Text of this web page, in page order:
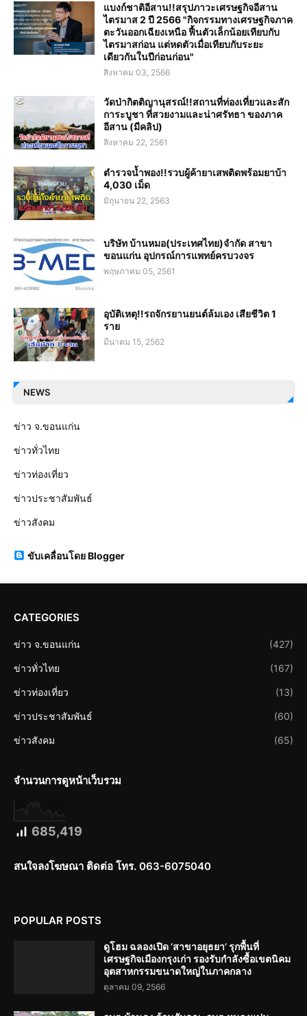
แบงก์ชาติอีสาน!!สรุปภาวะเศรษฐกิจอีสาน
ไตรมาส 2 ปี 2566 "กิจกรรมทางเศรษฐกิจภาค
ตะวันออกเฉียงเหนือ ฟื้นตัวเล็กน้อยเทียบกับ
ไตรมาสก่อน แต่หดตัวเมื่อเทียบกับระยะ
เดียวกันในปีก่อนก่อน"
สิงหาคม 03, 2566
วัดป่ากิตติญานุสรณ์!!สถานที่ท่องเที่ยวและสัก
การะบูชา ที่สวยงามและน่าศรัทธา ของภาค
อีสาน (มีคลิป)
สิงหาคม 22, 2561
ตำรวจน้ำพอง!!รวบผู้ค้ายาเสพติดพร้อมยาบ้า
4,030 เม็ด
มิถุนายน 22, 2563
บริษัท บ้านหมอ(ประเทศไทย)จำกัด สาขา
ขอนแก่น อุปกรณ์การแพทย์ครบวงจร
พฤษภาคม 05, 2561
อุบัติเหตุ!!รถจักรยานยนต์ล้มเอง เสียชีวิต 1
ราย
มีนาคม 15, 2562
NEWS
ข่าว จ.ขอนแก่น
ข่าวทั่วไทย
ข่าวท่องเที่ยว
ข่าวประชาสัมพันธ์
ข่าวสังคม
ขับเคลื่อนโดย Blogger
CATEGORIES
ข่าว จ.ขอนแก่น (427)
ข่าวทั่วไทย (167)
ข่าวท่องเที่ยว (13)
ข่าวประชาสัมพันธ์ (60)
ข่าวสังคม (65)
จำนวนการดูหน้าเว็บรวม
685,419
สนใจลงโฆษณา ติดต่อ โทร. 063-6075040
POPULAR POSTS
ดูโฮม ฉลองเปิด ‘สาขาอยุธยา’ รุกพื้นที่
เศรษฐกิจเมืองกรุงเก่า รองรับกำลังซื้อเขตนิคม
อุตสาหกรรมขนาดใหญ่ในภาคกลาง
ตุลาคม 09, 2566